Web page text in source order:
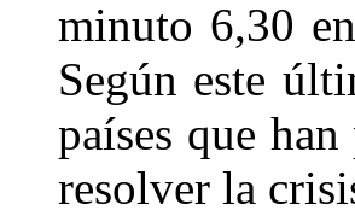
minuto 6,30
Según este
países que
resolver la